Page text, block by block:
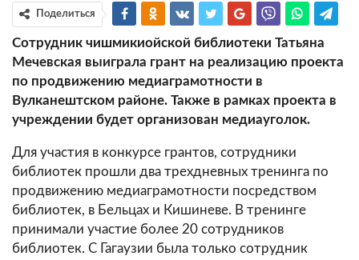
Поделиться
Сотрудник чишмикиойской библиотеки Татьяна
Мечевская выиграла грант на реализацию проекта
по продвижению медиаграмотности в
Вулканештском районе. Также в рамках проекта в
учреждении будет организован медиауголок.
Для участия в конкурсе грантов, сотрудники
библиотек прошли два трехдневных тренинга по
продвижению медиаграмотности посредством
библиотек, в Бельцах и Кишиневе. В тренинге
принимали участие более 20 сотрудников
библиотек. С Гагаузии была только сотрудник